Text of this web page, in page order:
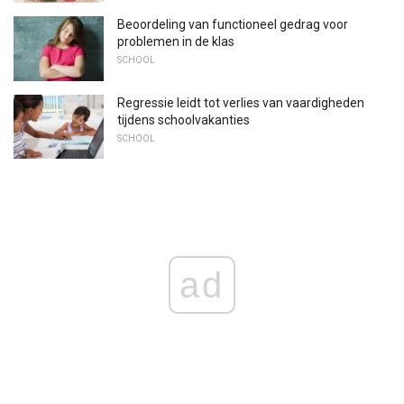
Beoordeling van functioneel gedrag voor
problemen in de klas
SCHOOL
Regressie leidt tot verlies van vaardigheden
tijdens schoolvakanties
SCHOOL
ad